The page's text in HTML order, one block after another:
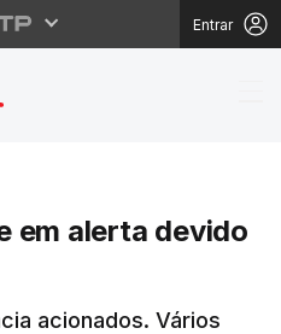
Entrar
saúde
em alerta devido
acionados. Vários